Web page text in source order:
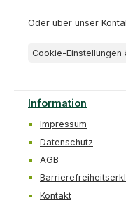
Oder über unser
Cookie-Einstellungen
Information
Impressum
Datenschutz
AGB
Kontakt